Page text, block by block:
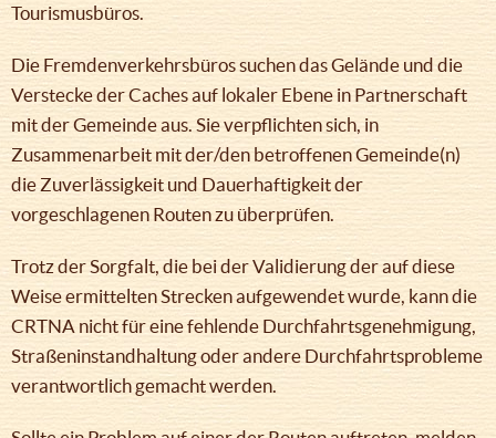
Tourismusbüros.
Die Fremdenverkehrsbüros suchen das Gelände und die
Verstecke der Caches auf lokaler Ebene in Partnerschaft
mit der Gemeinde aus. Sie verpflichten sich, in
Zusammenarbeit mit der/den betroffenen Gemeinde(n)
die Zuverlässigkeit und Dauerhaftigkeit der
vorgeschlagenen Routen zu überprüfen.
Trotz der Sorgfalt, die bei der Validierung der auf diese
Weise ermittelten Strecken aufgewendet wurde, kann die
CRTNA nicht für eine fehlende Durchfahrtsgenehmigung,
Straßeninstandhaltung oder andere Durchfahrtsprobleme
verantwortlich gemacht werden.